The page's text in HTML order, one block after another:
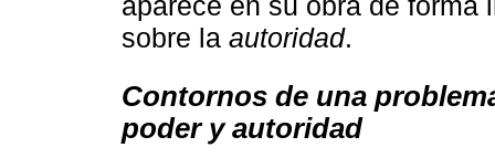
sobre la autoridad.
Contornos de una
poder y autoridad